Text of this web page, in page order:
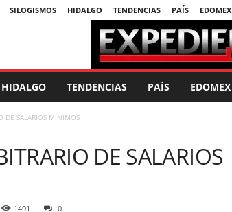
SILOGISMOS HIDALGO TENDENCIAS PAÍS EDOMEX
HIDALGO TENDENCIAS PAÍS EDOMEX
DE SALARIOS MÍNIMOS
DE SALARIOS
1491 0